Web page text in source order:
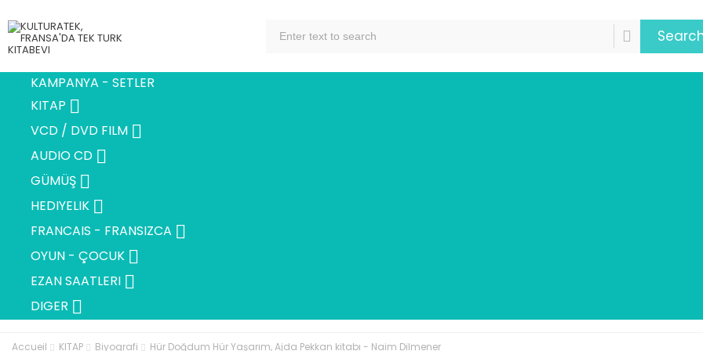
KAMPANYA - SETLER
KITAP 
VCD / DVD FILM 
AUDIO CD 
GÜMÜŞ 
HEDIYELIK 
FRANCAIS - FRANSIZCA 
OYUN - ÇOCUK 
EZAN SAATLERI 
DIGER 
Accueil KITAP Biyografi Hür Doğdum Hür Yaşarım, Ajda Pekkan kitabı - Naim Dilmener